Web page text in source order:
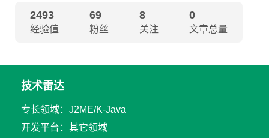
2493
经验值
69
粉丝
8
关注
0
文章总量
技术雷达
专长领域：J2ME/K-Java
开发平台：其它领域